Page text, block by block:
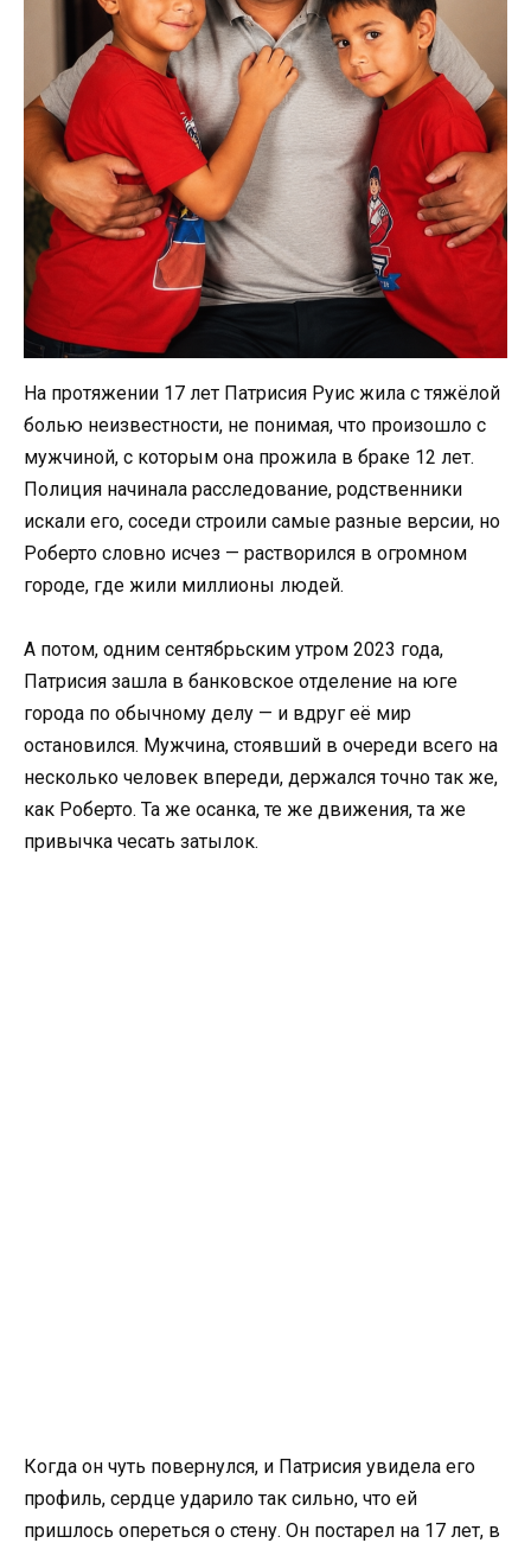
На протяжении 17 лет Патрисия Руис жила с тяжёлой
болью неизвестности, не понимая, что произошло с
мужчиной, с которым она прожила в браке 12 лет.
Полиция начинала расследование, родственники
искали его, соседи строили самые разные версии, но
Роберто словно исчез — растворился в огромном
городе, где жили миллионы людей.
А потом, одним сентябрьским утром 2023 года,
Патрисия зашла в банковское отделение на юге
города по обычному делу — и вдруг её мир
остановился. Мужчина, стоявший в очереди всего на
несколько человек впереди, держался точно так же,
как Роберто. Та же осанка, те же движения, та же
привычка чесать затылок.
Когда он чуть повернулся, и Патрисия увидела его
профиль, сердце ударило так сильно, что ей
пришлось опереться о стену. Он постарел на 17 лет, в